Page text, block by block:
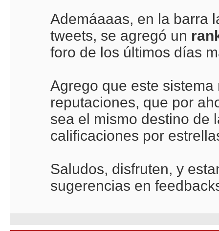
Ademáaaas, en la barra
tweets, se agregó un
foro de los últimos días
Agrego que este
reputaciones, que por
sea el mismo destino de
calificaciones por
Saludos, disfruten, y
sugerencias en